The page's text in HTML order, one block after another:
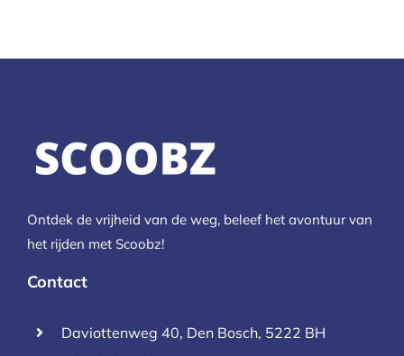
Ontdek de vrijheid van de weg, beleef het avontuur van
het rijden met Scoobz!
Contact
Daviottenweg 40, Den Bosch, 5222 BH